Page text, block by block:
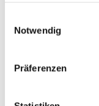
Notwendig
Präferenzen
Bitte: Informieren
Ihres